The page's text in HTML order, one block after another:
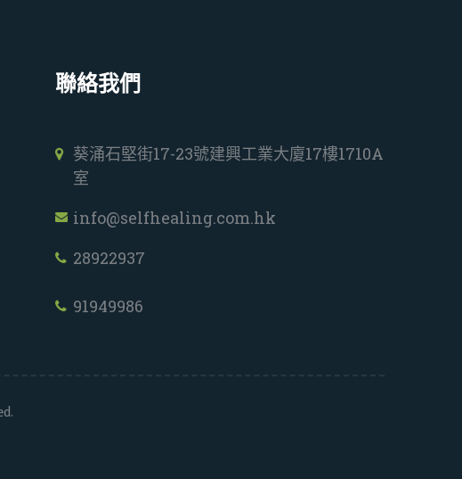
聯絡我們
葵涌石堅街17-23號建興工業大廈17樓1710A
室
info@selfhealing.com.hk
28922937
91949986